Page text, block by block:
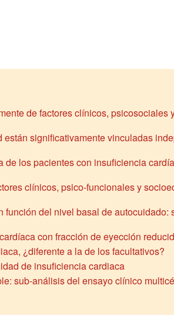
de factores clínicos, psicosociales
significativamente vinculadas
los pacientes con insuficiencia
clínicos, psico-funcionales y
del nivel basal de autocuidado:
con fracción de eyección
¿diferente a la de los facultativos?
de insuficiencia cardiaca
sub-análisis del ensayo clínico